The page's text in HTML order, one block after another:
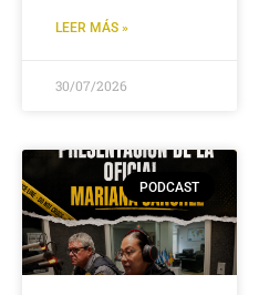
LEER MÁS »
30/07/2026
PODCAST